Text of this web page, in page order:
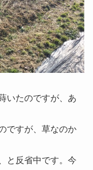
いたのですが、あ
ですが、草なのか
と反省中です。今